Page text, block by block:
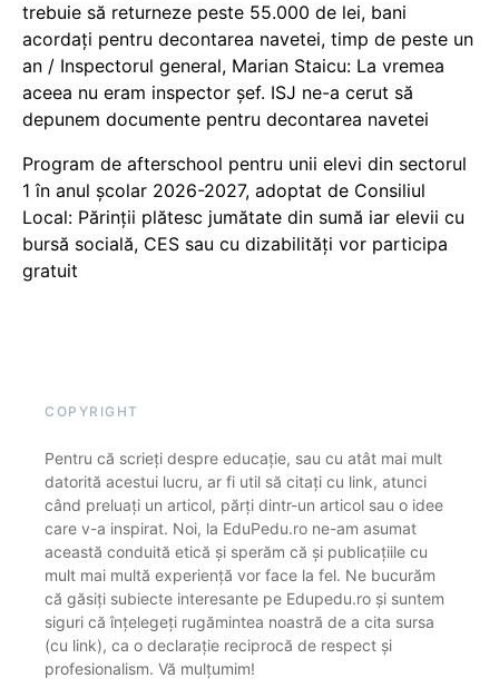
trebuie să returneze peste 55.000 de lei, bani
acordați pentru decontarea navetei, timp de peste un
an / Inspectorul general, Marian Staicu: La vremea
aceea nu eram inspector șef. ISJ ne-a cerut să
depunem documente pentru decontarea navetei
Program de afterschool pentru unii elevi din sectorul
1 în anul școlar 2026-2027, adoptat de Consiliul
Local: Părinții plătesc jumătate din sumă iar elevii cu
bursă socială, CES sau cu dizabilităţi vor participa
gratuit
COPYRIGHT
Pentru că scrieți despre educație, sau cu atât mai mult
datorită acestui lucru, ar fi util să citați cu link, atunci
când preluați un articol, părți dintr-un articol sau o idee
care v-a inspirat. Noi, la EduPedu.ro ne-am asumat
această conduită etică și sperăm că și publicațiile cu
mult mai multă experiență vor face la fel. Ne bucurăm
că găsiți subiecte interesante pe Edupedu.ro și suntem
siguri că înțelegeți rugămintea noastră de a cita sursa
(cu link), ca o declarație reciprocă de respect și
profesionalism. Vă mulțumim!